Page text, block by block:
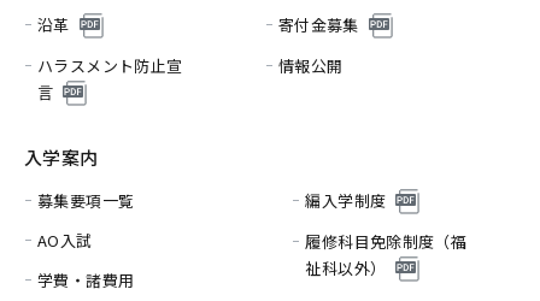
沿革
寄付金募集
ハラスメント防止宣
言
情報公開
入学案内
募集要項一覧
AO入試
学費・諸費用
編入学制度
履修科目免除制度（福
祉科以外）